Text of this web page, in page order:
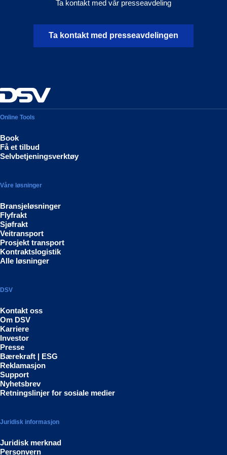
Ta kontakt med vår presseavdeling
Ta kontakt med presseavdelingen
Online Tools
Book
Få et tilbud
Selvbetjeningsverktøy
Våre løsninger
Bransjeløsninger
Flyfrakt
Sjøfrakt
Veitransport
Prosjekt transport
Kontraktslogistik
Alle løsninger
DSV
Kontakt oss
Om DSV
Karriere
Investor
Presse
Bærekraft | ESG
Reklamasjon
Support
Nyhetsbrev
Retningslinjer for sosiale medier
Juridisk informasjon
Juridisk merknad
Personvern